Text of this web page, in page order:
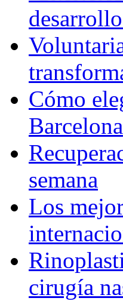
Cómo
Barcelona
semana
Los
cirugía